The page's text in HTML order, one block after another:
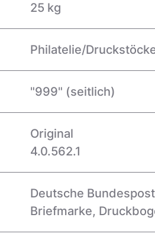
25 kg
Philatelie/
"999" (seitlich)
Original
4.0.562.1
Deutsche Bundespost
Briefmarke,